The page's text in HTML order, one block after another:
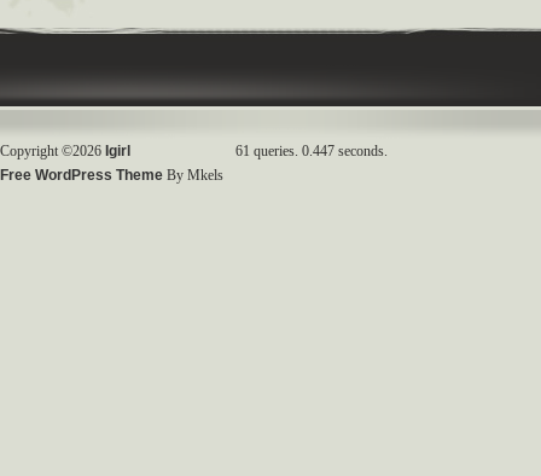
Copyright ©2026 Igirl
Free WordPress Theme By Mkels
61 queries. 0.447 seconds.